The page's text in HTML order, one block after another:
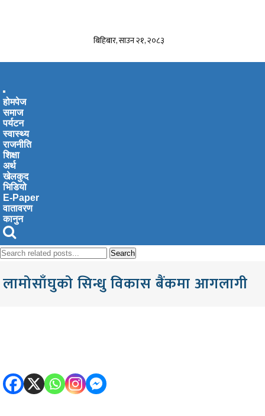
बिहिबार, साउन २१, २०८३
Toggle
navigation
होमपेज
समाज
पर्यटन
स्वास्थ्य
राजनीति
शिक्षा
अर्थ
खेलकुद
भिडियो
E-Paper
वातावरण
कानुन

लामोसाँघुको सिन्धु विकास बैंकमा आगलागी